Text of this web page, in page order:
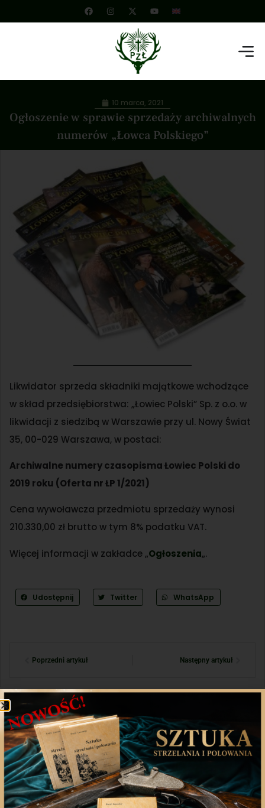
Ogłoszenie w sprawie sprzedaży archiwalnych
numerów „Łowca Polskiego”
10 marca, 2021
Likwidator sprzeda składniki majątkowe wchodzące
w skład przedsiębiorstwa: „Łowiec Polski” Sp. z o.o. w
likwidacji z siedzibą w Warszawie przy ul. Nowy Świat
35, 00-029 Warszawa, w postaci:
Archiwalne numery czasopisma Łowiec Polski do
2019 roku (Oferta nr ŁP 1/2021)
Cena wywoławcza przedmiotu sprzedaży wynosi
210.330,00 zł brutto w tym 8% podatku VAT.
Więcej informacji w zakładce „Ogłoszenia„.
Udostępnij Twitter WhatsApp
Poprzedni artykuł Następny artykuł
Aplikacja mobilna
Nasza aplikacja to doskonały towarzysz każdego
miłośnika łowiectwa, który pragnie pozostać na
bieżąco z najnowszymi treściami związanych stron.
Śledź aktualne wydarzenia